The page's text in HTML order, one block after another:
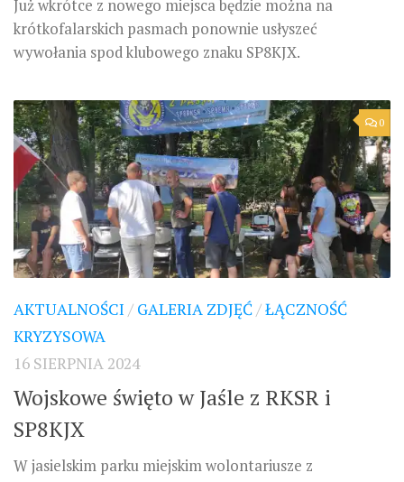
Już wkrótce z nowego miejsca będzie można na
krótkofalarskich pasmach ponownie usłyszeć
wywołania spod klubowego znaku SP8KJX.
0
AKTUALNOŚCI / GALERIA ZDJĘĆ/ŁĄCZNOŚĆ
KRYZYSOWA
16 SIERPNIA 2024
Wojskowe święto w Jaśle z RKSR i
SP8KJX
W jasielskim parku miejskim wolontariusze z